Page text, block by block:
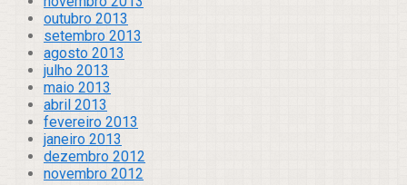
outubro 2013
setembro 2013
agosto 2013
julho 2013
maio 2013
abril 2013
fevereiro 2013
janeiro 2013
dezembro 2012
novembro 2012